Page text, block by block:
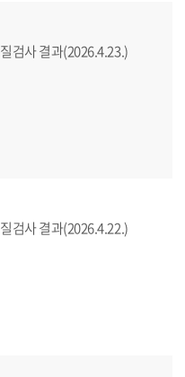
검사 결과(2026.4.23.)
검사 결과(2026.4.22.)